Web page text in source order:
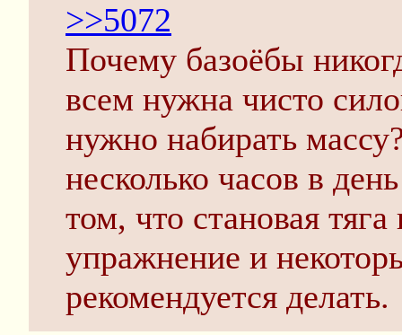
>>5072
Почему базоёбы
всем нужна чисто
нужно набирать
несколько часов в
том, что становая
упражнение и
рекомендуется делать.